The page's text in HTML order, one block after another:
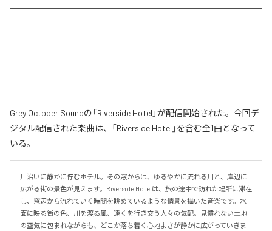
Grey October Soundの「Riverside Hotel」が配信開始された。今回デ
ジタル配信された楽曲は、「Riverside Hotel」を含む全1曲となって
いる。
川沿いに静かに佇むホテル。その窓からは、ゆるやかに流れる川と、岸辺に
広がる街の景色が見えます。Riverside Hotelは、旅の途中で訪れた場所に滞在
し、窓辺から流れていく時間を眺めているような情景を描いた音楽です。水
面に映る街の色、川を渡る風、遠くを行き交う人々の気配。見慣れない土地
の空気に包まれながらも、どこか落ち着く心地よさが静かに広がっていきま